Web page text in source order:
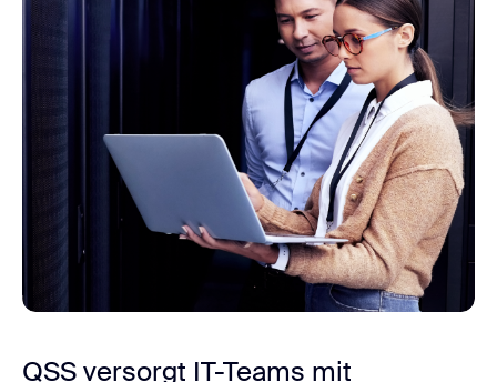
QSS versorgt IT-Teams mit